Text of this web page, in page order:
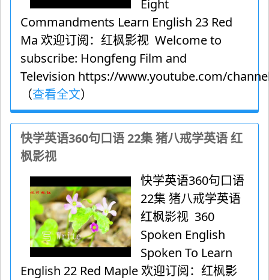
Eight
Commandments Learn English 23 Red
Ma 欢迎订阅：红枫影视 Welcome to
subscribe: Hongfeng Film and
Television https://www.youtube.com/
（查看全文）
快学英语360句口语 22集 猪八戒学英语 红
枫影视
快学英语360句口语
22集 猪八戒学英语
红枫影视 360
Spoken English
Spoken To Learn
English 22 Red Maple 欢迎订阅：红枫影